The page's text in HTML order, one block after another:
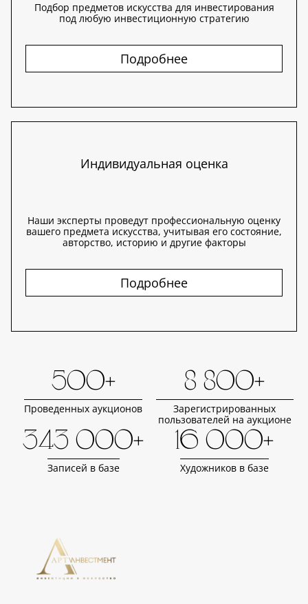
Подбор предметов искусства для инвестирования
под любую инвестиционную стратегию
Подробнее
Индивидуальная оценка
Наши эксперты проведут профессиональную оценку
вашего предмета искусства, учитывая его состояние,
авторство, историю и другие факторы
Подробнее
500+
Проведенных аукционов
8 800+
Зарегистрированных
пользователей на аукционе
343 000+
Записей в базе
16 000+
Художников в базе